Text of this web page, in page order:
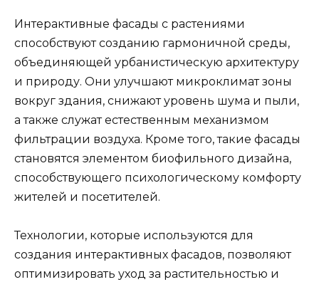
Интерактивные фасады с растениями
способствуют созданию гармоничной среды,
объединяющей урбанистическую архитектуру
и природу. Они улучшают микроклимат зоны
вокруг здания, снижают уровень шума и пыли,
а также служат естественным механизмом
фильтрации воздуха. Кроме того, такие фасады
становятся элементом биофильного дизайна,
способствующего психологическому комфорту
жителей и посетителей.
Технологии, которые используются для
создания интерактивных фасадов, позволяют
оптимизировать уход за растительностью и